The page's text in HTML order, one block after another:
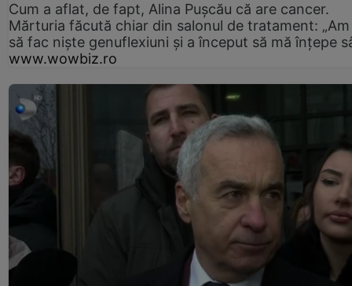
Cum a aflat, de fapt, Alina Pușcău că are cancer.
Mărturia făcută chiar din salonul de tratament:
să fac niște genuflexiuni și a început să mă înțepe
www.wowbiz.ro